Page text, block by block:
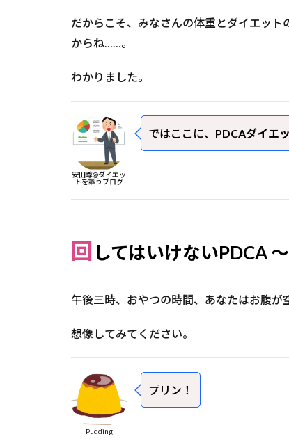
だからこそ、みなさんの体重とダイエッ
からね……。
わかりました。
安田尊@ダイエッ
トを謳うブログ
ではここに、 PDCAダイエ
回 してはいけないPDCA
午後三時、おやつの時間、あなたはお腹が
想像してみてください。
Pudding
プリン！